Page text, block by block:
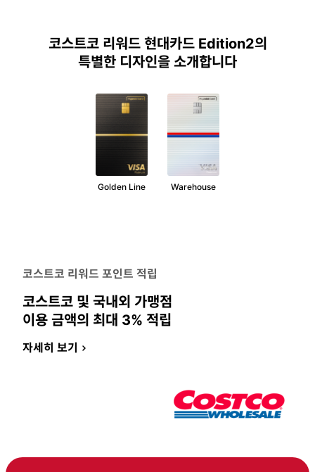
코스트코 리워드 현대카드 Edition2의
특별한 디자인을 소개합니다
Golden Line Warehouse
코스트코 리워드 포인트 적립
코스트코 및 국내외 가맹점
이용 금액의 최대 3% 적립
자세히 보기